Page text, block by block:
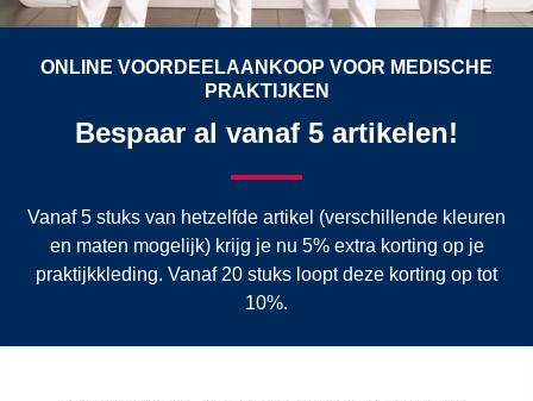
ONLINE VOORDEELAANKOOP VOOR MEDISCHE
PRAKTIJKEN
Bespaar al vanaf 5 artikelen!
Vanaf 5 stuks van hetzelfde artikel (verschillende kleuren
en maten mogelijk) krijg je nu 5% extra korting op je
praktijkkleding. Vanaf 20 stuks loopt deze korting op tot
10%.